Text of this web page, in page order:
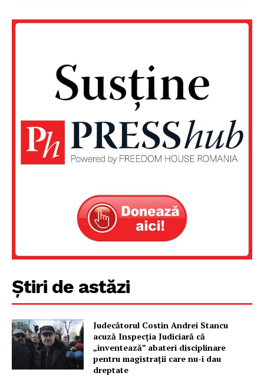
Un proiect
FREEDOM HOUSE ROMÂNIA
Știri de astăzi
Judecătorul Costin Andrei Stancu
acuză Inspecția Judiciară că
„inventează” abateri disciplinare
pentru magistrații care nu-i dau
dreptate